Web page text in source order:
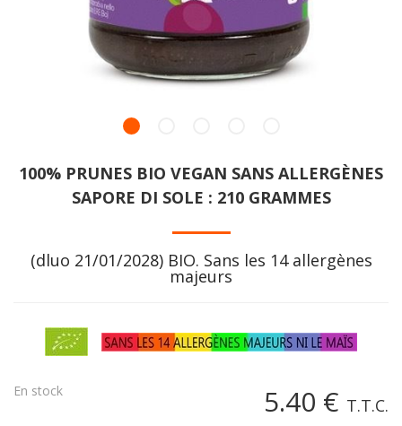
100% PRUNES BIO VEGAN SANS ALLERGÈNES
SAPORE DI SOLE : 210 GRAMMES
(dluo 21/01/2028) BIO. Sans les 14 allergènes
majeurs
5.40 € T.T.C.
En stock